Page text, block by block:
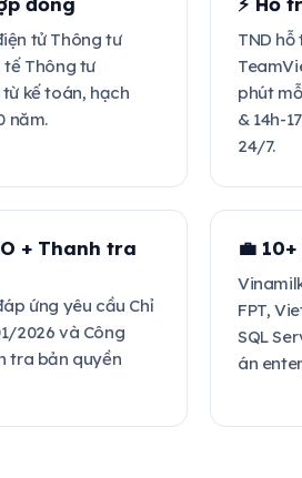
tử Thông tư
tế Thông tư
kế toán, hạch
năm.
TND
phút
& 14h-
24/7.
+ Thanh tra
ứng yêu cầu Chỉ
2026 và Công
tra bản quyền
💼
FPT,
SQL
án